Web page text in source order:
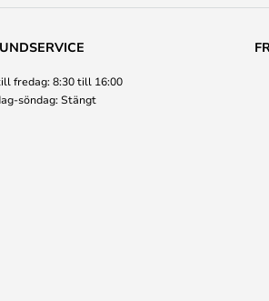
fredag: 8:30 till 16:00
söndag: Stängt